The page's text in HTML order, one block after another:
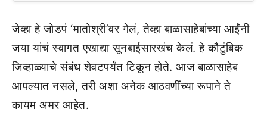
जेव्हा हे जोडपं ‘मातोश्री’वर गेलं, तेव्हा बाळासाहेबांच्या आईंनी
जया यांचं स्वागत एखाद्या सूनबाईसारखंच केलं. हे कौटुंबिक
जिव्हाळ्याचे संबंध शेवटपर्यंत टिकून होते. आज बाळासाहेब
आपल्यात नसले, तरी अशा अनेक आठवणींच्या रूपाने ते
कायम अमर आहेत.